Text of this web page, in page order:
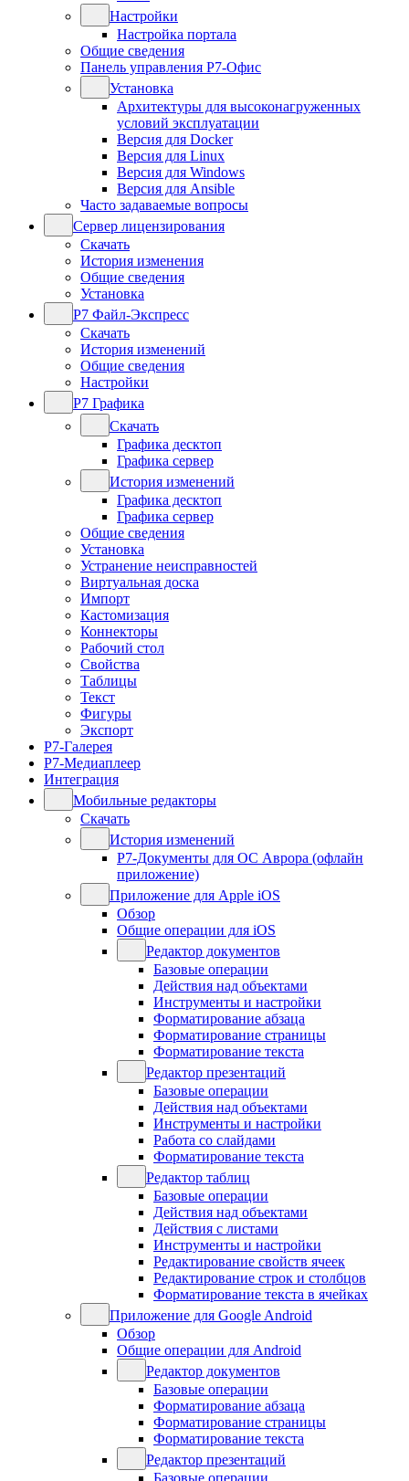
Настройки
Настройка портала
Общие сведения
Панель управления Р7-Офис
Установка
Архитектуры для высоконагруженных
условий эксплуатации
Версия для Docker
Версия для Linux
Версия для Windows
Версия для Ansible
Часто задаваемые вопросы
Сервер лицензирования
Скачать
История изменения
Общие сведения
Установка
Р7 Файл-Экспресс
Скачать
История изменений
Общие сведения
Настройки
Р7 Графика
Скачать
Графика десктоп
Графика сервер
История изменений
Графика десктоп
Графика сервер
Общие сведения
Установка
Устранение неисправностей
Виртуальная доска
Импорт
Кастомизация
Коннекторы
Рабочий стол
Свойства
Таблицы
Текст
Фигуры
Экспорт
Р7-Галерея
Р7-Медиаплеер
Интеграция
Мобильные редакторы
Скачать
История изменений
Р7-Документы для ОС Аврора (офлайн
приложение)
Приложение для Apple iOS
Обзор
Общие операции для iOS
Редактор документов
Базовые операции
Действия над объектами
Инструменты и настройки
Форматирование абзаца
Форматирование страницы
Форматирование текста
Редактор презентаций
Базовые операции
Действия над объектами
Инструменты и настройки
Работа со слайдами
Форматирование текста
Редактор таблиц
Базовые операции
Действия над объектами
Действия с листами
Инструменты и настройки
Редактирование свойств ячеек
Редактирование строк и столбцов
Форматирование текста в ячейках
Приложение для Google Android
Обзор
Общие операции для Android
Редактор документов
Базовые операции
Форматирование абзаца
Форматирование страницы
Форматирование текста
Редактор презентаций
Базовые операции